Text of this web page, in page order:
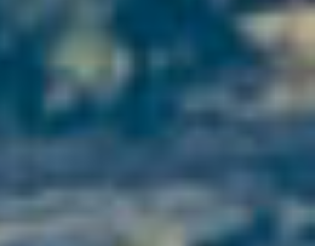
of France.